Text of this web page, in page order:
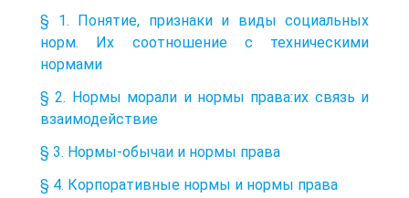
§ 1. Понятие, признаки и виды социальных
норм. Их соотношение с техническими
нормами
§ 2. Нормы морали и нормы права:их связь и
взаимодействие
§ 3. Нормы-обычаи и нормы права
§ 4. Корпоративные нормы и нормы права